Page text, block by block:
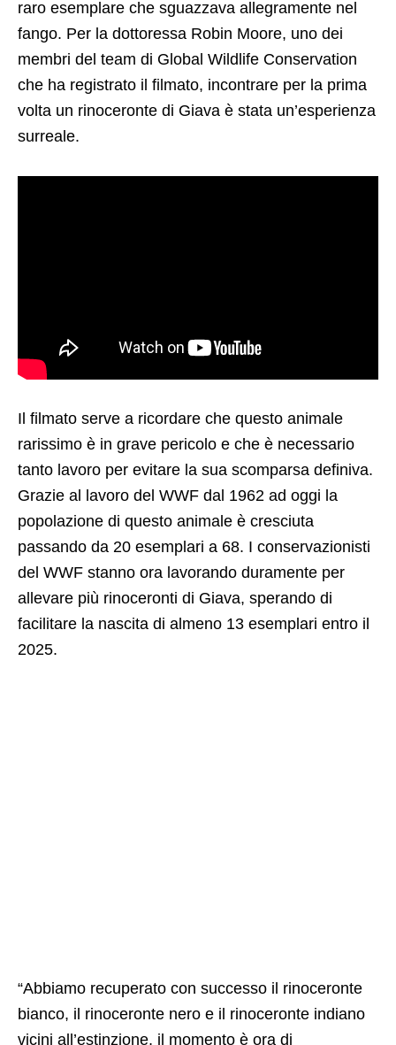
raro esemplare che sguazzava allegramente nel
fango. Per la dottoressa Robin Moore, uno dei
membri del team di Global Wildlife Conservation
che ha registrato il filmato, incontrare per la prima
volta un rinoceronte di Giava è stata un’esperienza
surreale.
Il filmato serve a ricordare che questo animale
rarissimo è in grave pericolo e che è necessario
tanto lavoro per evitare la sua scomparsa definiva.
Grazie al lavoro del WWF dal 1962 ad oggi la
popolazione di questo animale è cresciuta
passando da 20 esemplari a 68. I conservazionisti
del WWF stanno ora lavorando duramente per
allevare più rinoceronti di Giava, sperando di
facilitare la nascita di almeno 13 esemplari entro il
2025.
“Abbiamo recuperato con successo il rinoceronte
bianco, il rinoceronte nero e il rinoceronte indiano
vicini all’estinzione, il momento è ora di